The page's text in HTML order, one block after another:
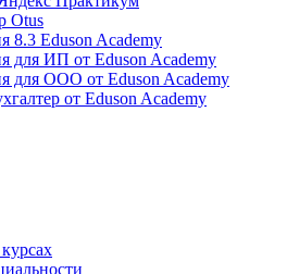
Otus
8.3 Eduson Academy
для ИП от Eduson Academy
для ООО от Eduson Academy
от Eduson Academy